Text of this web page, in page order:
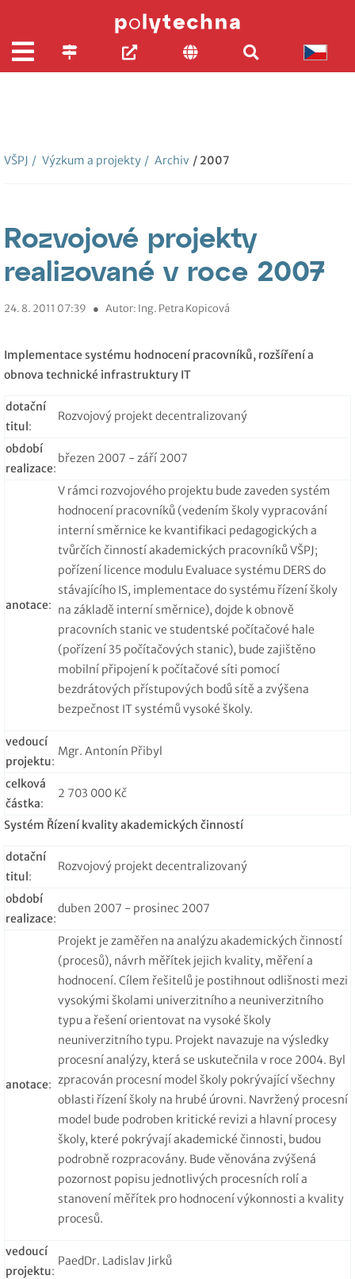
VŠPJ / Výzkum a projekty / Archiv / 2007
Rozvojové projekty
realizované v roce 2007
24. 8. 2011 07:39 ● Autor: Ing. Petra Kopicová
Implementace systému hodnocení pracovníků, rozšíření a
obnova technické infrastruktury IT
dotační
titul:
Rozvojový projekt decentralizovaný
období
realizace:
březen 2007 - září 2007
anotace:
V rámci rozvojového projektu bude zaveden systém
hodnocení pracovníků (vedením školy vypracování
interní směrnice ke kvantifikaci pedagogických a
tvůrčích činností akademických pracovníků VŠPJ;
pořízení licence modulu Evaluace systému DERS do
stávajícího IS, implementace do systému řízení školy
na základě interní směrnice), dojde k obnově
pracovních stanic ve studentské počítačové hale
(pořízení 35 počítačových stanic), bude zajištěno
mobilní připojení k počítačové síti pomocí
bezdrátových přístupových bodů sítě a zvýšena
bezpečnost IT systémů vysoké školy.
vedoucí
projektu:
Mgr. Antonín Přibyl
celková
částka:
2 703 000 Kč
Systém Řízení kvality akademických činností
dotační
titul:
Rozvojový projekt decentralizovaný
období
realizace:
duben 2007 - prosinec 2007
anotace:
Projekt je zaměřen na analýzu akademických činností
(procesů), návrh měřítek jejich kvality, měření a
hodnocení. Cílem řešitelů je postihnout odlišnosti mezi
vysokými školami univerzitního a neuniverzitního
typu a řešení orientovat na vysoké školy
neuniverzitního typu. Projekt navazuje na výsledky
procesní analýzy, která se uskutečnila v roce 2004. Byl
zpracován procesní model školy pokrývající všechny
oblasti řízení školy na hrubé úrovni. Navržený procesní
model bude podroben kritické revizi a hlavní procesy
školy, které pokrývají akademické činnosti, budou
podrobně rozpracovány. Bude věnována zvýšená
pozornost popisu jednotlivých procesních rolí a
stanovení měřítek pro hodnocení výkonnosti a kvality
procesů.
vedoucí
projektu:
PaedDr. Ladislav Jirků